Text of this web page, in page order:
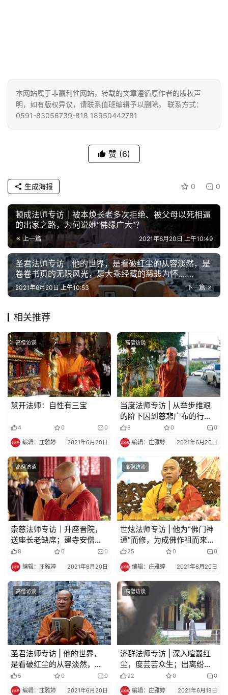
本网站属于非赢利性网站，转载的文章遵循原作者的版权声
明，如有版权异议，请联系值班编辑予以删除。 联系方式：
0591-83056739-818 18950442781
赞 (6)
0 0
生成海报
顿成法师专访｜被本焕长老多次拒绝、被父母以死相逼
的出家之路，为何说她“佛缘广大”？
上一篇 2021年6月20日 上午10:49
圣君法师专访 | 他的世界，是看破红尘的从容淡然，是
卷卷书页的无限风光，是大乘经藏的慈悲为怀…….
下一篇
2021年6月20日 上午10:53
相关推荐
高僧访谈
慧开法师：自性有三宝
4 0 0
编辑：庄雅婷 2021年6月20日
高僧访谈
当度法师专访 | 从举步维艰
的阶下囚到慈悲广布的行愿
人，他说自己是天下众生的
儿子！
8 0 0
编辑：庄雅婷 2021年6月20日
高僧访谈
崇慈法师专访｜升座晋院，
送座长老缺席；建寺安僧，
他倡导开心学佛；他说自己
就是给佛陀看山门的
8 0 0
编辑：庄雅婷 2021年6月20日
高僧访谈
世炫法师专访 | 他为“佛门神
通”而修，为成佛作祖而来，
却沉迷诗词写作，谱写诗意
弘法路
25 0 0
编辑：庄雅婷 2021年6月20日
高僧访谈
圣君法师专访 | 他的世界，
是看破红尘的从容淡然，是
卷卷书页的无限风光，是大
乘经藏的慈悲为怀…….
5 0 0
编辑：庄雅婷 2021年6月20日
高僧访谈
济群法师专访 | 深入喧嚣红
尘，度芸芸众生；出离纷扰
人世，修如如不动菩提心！
22 0 0
编辑：庄雅婷 2021年6月18日